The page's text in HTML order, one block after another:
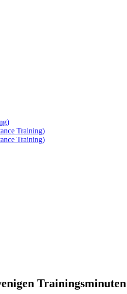
Training)
Training)
Trainingsminuten